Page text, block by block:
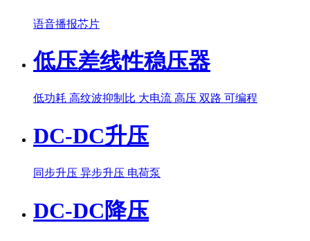
语音播报芯片
低压差线性稳压器
低功耗 高纹波抑制比 大电流 高压 双路 可编程
DC-DC升压
同步升压 异步升压 电荷泵
DC-DC降压